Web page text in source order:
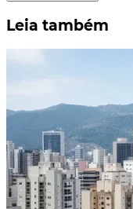
Leia também